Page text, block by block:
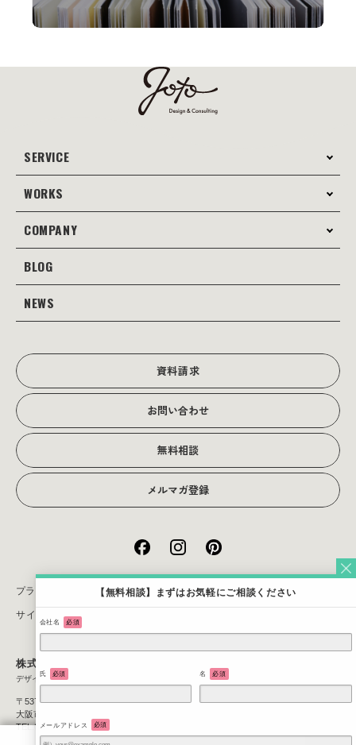
ドを知ることで、新たな可能
性が拓けるはずです。次章か
SERVICE
サービス案内
コンサルティング
Web広告･SEO対策
WORKS
制作事例
Web
COMPANY
会社案内
当社の強み
会社沿革
BLOG
JOTOブログ
NEWS
資料請求
お問い合わせ
無料相談
メルマガ登録
プライバシーポリシー
サイトマップ
株式会社JOTO
デザイン＆コンサルティング
〒537-0025
大阪市東成区中道3丁目1番1号
TEL:06-6971-4560
【無料相談】まずはお気軽にご相談ください
会社名 必須
氏 必須 名 必須
メールアドレス 必須